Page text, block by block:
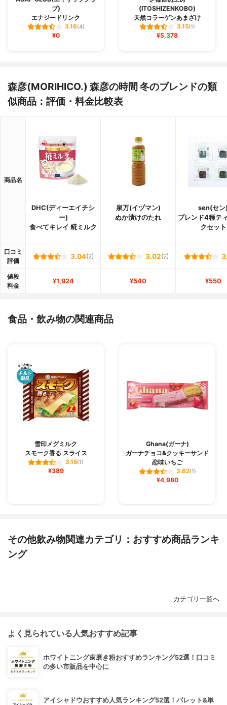
ブ)
エナジードリンク
3.16(4)
¥0
(ITOSHIZENKOBO)
天然コラーゲンあまざけ
3.15(1)
¥5,378
森彦(MORIHICO.) 森彦の時間 冬のブレンドの類
似商品：評価・料金比較表
商品名
DHC(ディーエイチシ
ー)
食べてキレイ 糀ミルク
泉万(イヅマン)
ぬか漬けのたれ
sen(セン
ブレンド4種テ
クセット
口コミ
評価
3.04(2) 3.02(2)
値段
料金
¥1,924 ¥540 ¥550
食品・飲み物の関連商品
雪印メグミルク
スモーク香る スライス
3.15(1)
¥389
Ghana(ガーナ)
ガーナチョコ&クッキーサンド
恋味いちご
3.62(1)
¥4,980
その他飲み物関連カテゴリ：おすすめ商品ランキ
ング
カテゴリ一覧へ
よく見られている人気おすすめ記事
ホワイトニング歯磨き粉おすすめランキング52選！口コミ
の多い市販品を中心に
アイシャドウおすすめ人気ランキング52選！パレット&単